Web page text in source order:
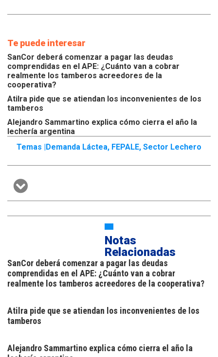
Te puede interesar
SanCor deberá comenzar a pagar las deudas
comprendidas en el APE: ¿Cuánto van a cobrar
realmente los tamberos acreedores de la
cooperativa?
Atilra pide que se atiendan los inconvenientes de los
tamberos
Alejandro Sammartino explica cómo cierra el año la
lechería argentina
Temas |
Demanda Láctea, FEPALE, Sector Lechero
Notas
Relacionadas
SanCor deberá comenzar a pagar las deudas
comprendidas en el APE: ¿Cuánto van a cobrar
realmente los tamberos acreedores de la cooperativa?
Atilra pide que se atiendan los inconvenientes de los
tamberos
Alejandro Sammartino explica cómo cierra el año la